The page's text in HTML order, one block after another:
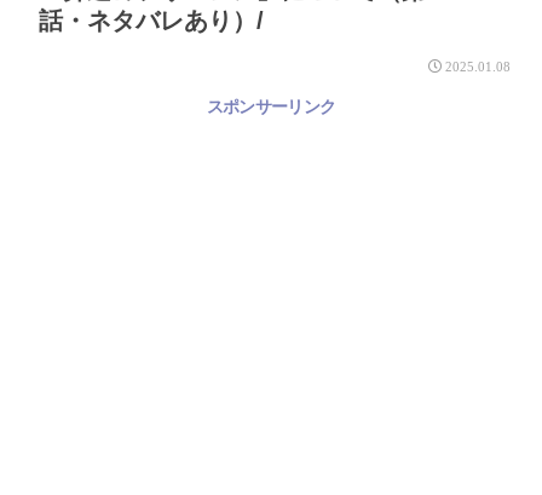
話・ネタバレあり）/
2025.01.08
スポンサーリンク